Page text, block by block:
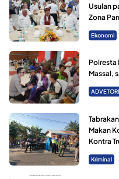
Usulan
Zona
Ekonomi
Polresta
Massal,
Makan
Kontra
Kriminal